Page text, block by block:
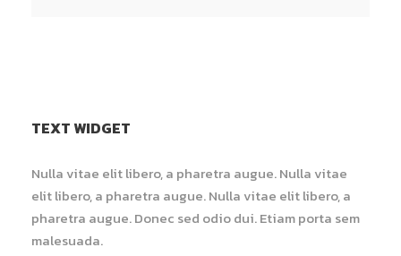
TEXT WIDGET
Nulla vitae elit libero, a pharetra augue. Nulla vitae
elit libero, a pharetra augue. Nulla vitae elit libero, a
pharetra augue. Donec sed odio dui. Etiam porta sem
malesuada.